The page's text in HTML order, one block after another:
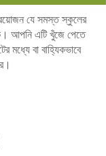
যে সমস্ত স্কুলের
আপনি এটি খুঁজে পেতে
মধ্যে বা বাহ্যিকভাবে